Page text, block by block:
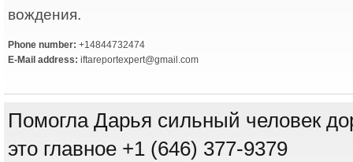
вождения.
Phone number: +14844732474
E-Mail address: iftareportexpert@gmail.com
Помогла Дарья сильный человек
это главное +1 (646) 377-9379